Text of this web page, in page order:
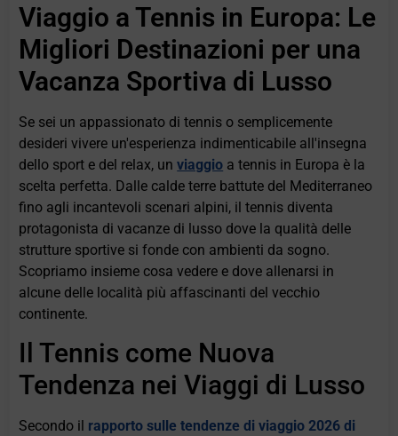
Viaggio a Tennis in Europa: Le
Migliori Destinazioni per una
Vacanza Sportiva di Lusso
Se sei un appassionato di tennis o semplicemente
desideri vivere un'esperienza indimenticabile all'insegna
dello sport e del relax, unviaggio a tennis in Europa è la
scelta perfetta. Dalle calde terre battute del Mediterraneo
fino agli incantevoli scenari alpini, il tennis diventa
protagonista di vacanze di lusso dove la qualità delle
strutture sportive si fonde con ambienti da sogno.
Scopriamo insieme cosa vedere e dove allenarsi in
alcune delle località più affascinanti del vecchio
continente.
Il Tennis come Nuova
Tendenza nei Viaggi di Lusso
Secondo il rapporto sulle tendenze di viaggio 2026 di